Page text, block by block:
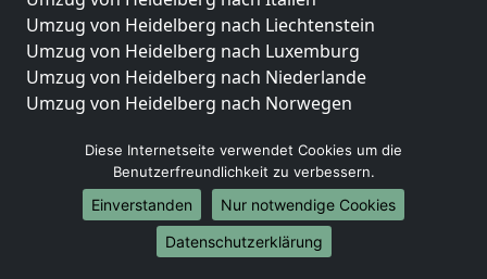
Umzug von Heidelberg nach Liechtenstein
Umzug von Heidelberg nach Luxemburg
Umzug von Heidelberg nach Niederlande
Umzug von Heidelberg nach Norwegen
Umzüge-Deutschlandweit
Umzug von Heidelberg nach Berlin
Umzug von Heidelberg nach Hamburg
Umzug von Heidelberg nach München
Umzug von Heidelberg nach Köln
Diese Internetseite verwendet Cookies um die
Benutzerfreundlichkeit zu verbessern.
Einverstanden
Nur notwendige Cookies
Datenschutzerklärung